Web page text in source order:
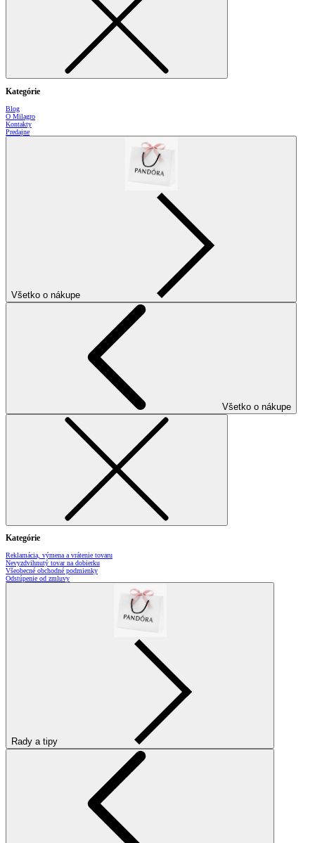
Kategórie
Blog
O Milagro
Kontakty
Predajne
Všetko o nákupe
Všetko o nákupe
Kategórie
Reklamácia, výmena a vrátenie tovaru
Nevyzdvihnutý tovar na dobierku
Všeobecné obchodné podmienky
Odstúpenie od zmluvy
Rady a tipy